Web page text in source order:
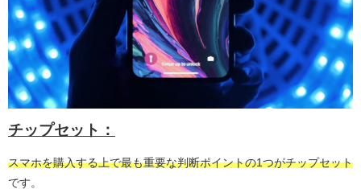
チップセット：
スマホを購入する上で最も重要な判断ポイントの1つがチップセット
です。